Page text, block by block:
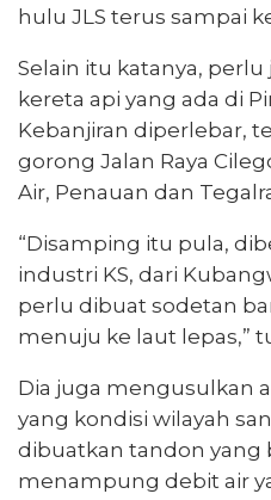
hulu JLS terus sampai
Selain itu katanya,
kereta api yang ada di
Kebanjiran diperlebar,
gorong Jalan Raya
Air, Penauan dan
“Disamping itu pula,
industri KS, dari
perlu dibuat sodetan
menuju ke laut lepas,”
Dia juga mengusulkan
yang kondisi wilayah
dibuatkan tandon
menampung debit air